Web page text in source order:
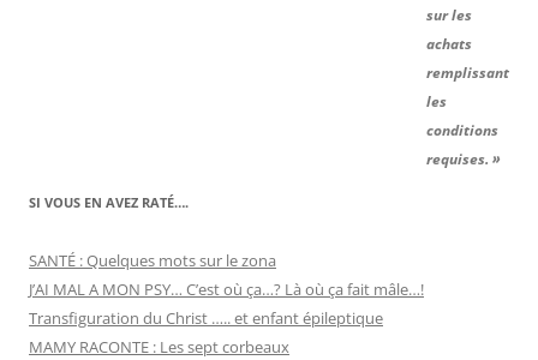
sur les
achats
remplissant
les
conditions
requises. »
SI VOUS EN AVEZ RATÉ….
SANTÉ : Quelques mots sur le zona
J’AI MAL A MON PSY… C’est où ça…? Là où ça fait mâle…!
Transfiguration du Christ ….. et enfant épileptique
MAMY RACONTE : Les sept corbeaux